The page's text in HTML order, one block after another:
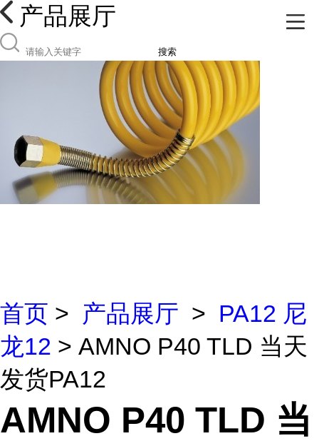
产品展厅
搜索
首页 > 产品展厅 > PA12 尼
龙12 > AMNO P40 TLD 当天
发货PA12
AMNO P40 TLD 当